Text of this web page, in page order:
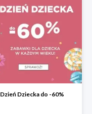
Dzień Dziecka do -60%